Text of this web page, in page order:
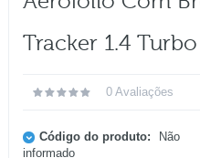
Tracker 1.4
0 Avaliações
Código do produto:
Não
informado